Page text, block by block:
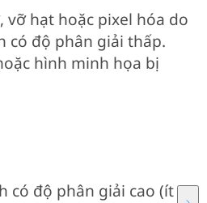
vỡ hạt hoặc pixel hóa do
có độ phân giải thấp.
hình minh họa bị
có độ phân giải cao (ít